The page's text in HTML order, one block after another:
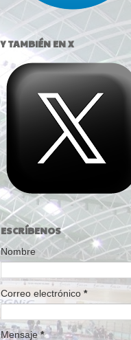
Y TAMBIÉN EN X
ESCRÍBENOS
Nombre
Correo electrónico *
Mensaje*